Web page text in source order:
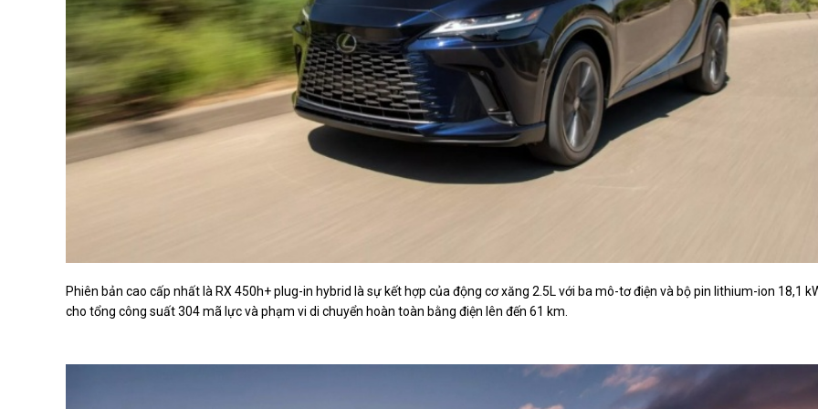
Phiên bản cao cấp nhất là RX 450h+ plug-in hybrid là sự kết hợp của động cơ xăng 2.5L với ba mô-tơ điện và bộ pin lithium-ion 18,1
cho tổng công suất 304 mã lực và phạm vi di chuyển hoàn toàn bằng điện lên đến 61 km.